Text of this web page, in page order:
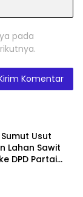
pada
Usut
Lahan Sawit
DPD Partai